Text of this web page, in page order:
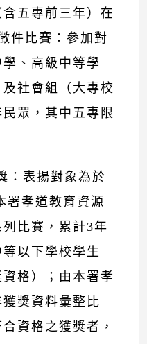
五專前三年）在
件比賽：參加對
、高級中等學
社會組（大專校
眾，其中五專限
：表揚對象為於
署孝道教育資源
比賽，累計3年
以下學校學生
資格）；由本署孝
獎資料彙整比
資格之獲獎者，